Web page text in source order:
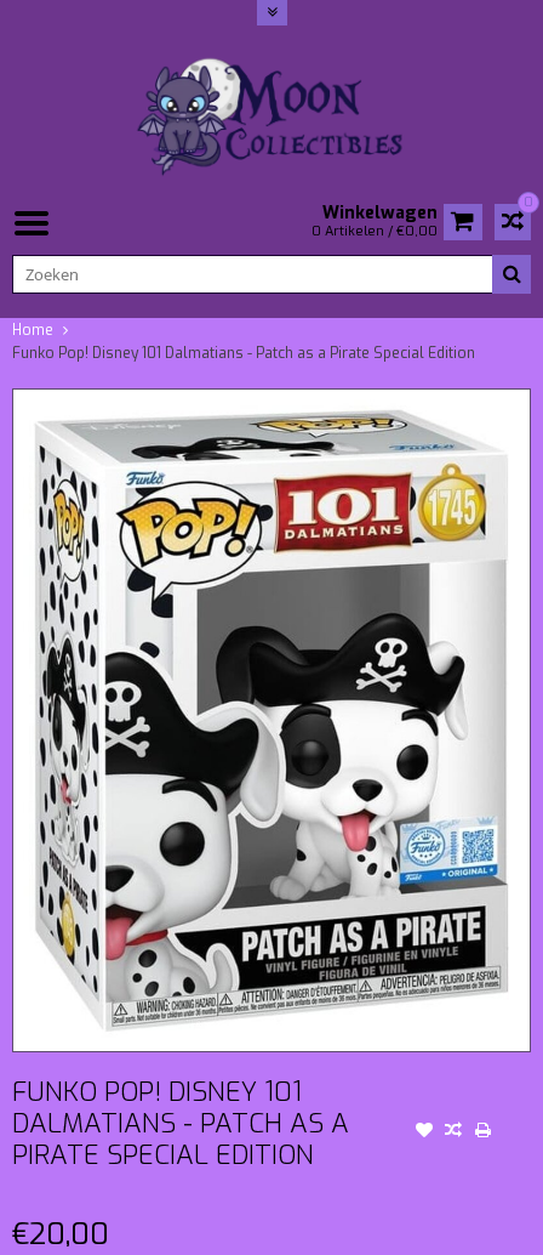
0
Winkelwagen
0 Artikelen / €0,00
Home
Funko Pop! Disney 101 Dalmatians - Patch as a Pirate Special Edition
FUNKO POP! DISNEY 101
DALMATIANS - PATCH AS A
PIRATE SPECIAL EDITION
€20,00